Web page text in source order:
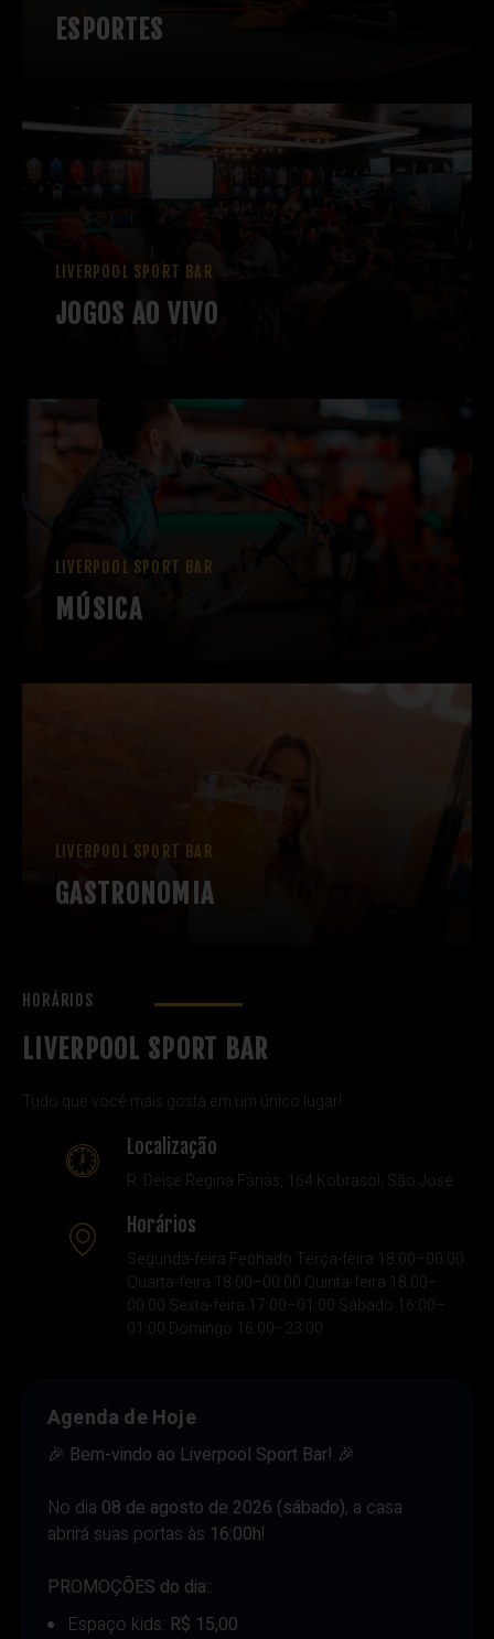
ESPORTES
LIVERPOOL SPORT BAR
JOGOS AO VIVO
LIVERPOOL SPORT BAR
MÚSICA
LIVERPOOL SPORT BAR
GASTRONOMIA
HORÁRIOS
LIVERPOOL SPORT BAR
Tudo que você mais gosta em um único lugar!
Localização
R. Deise Regina Farias, 164 Kobrasol, São José
Horários
Segunda-feira Fechado Terça-feira 18:00–00:00
Quarta-feira 18:00–00:00 Quinta-feira 18:00–
00:00 Sexta-feira 17:00–01:00 Sábado 16:00–
01:00 Domingo 16:00–23:00
Agenda de Hoje
🎉 Bem-vindo ao Liverpool Sport Bar! 🎉
No dia 08 de agosto de 2026 (sábado), a casa
abrirá suas portas às 16:00h!
PROMOÇÕES do dia::
Espaço kids: R$ 15,00